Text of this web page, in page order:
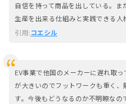
自信を持って商品を出している。
生産を出来る仕組みと実践できる人
引用:コエシル
EV事業で他国のメーカーに遅れ取
が大きいのでフットワークも重く
す。今後もどうなるのか不明瞭なの